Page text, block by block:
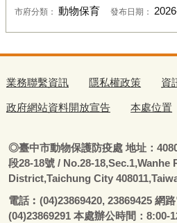
市府分類： 動物保育 發布日期：
業務聯繫資訊 隱私權政策 資
政府網站資料開放宣告 本處位置
◎臺中市動物保護防疫處地址：
段28-18號 / No.28-18,Sec.1,Wanhe
District,Taichung City
電話︰ (04)23869420, 23869425 網
(04)23869291 本處辦公時間：8:00-